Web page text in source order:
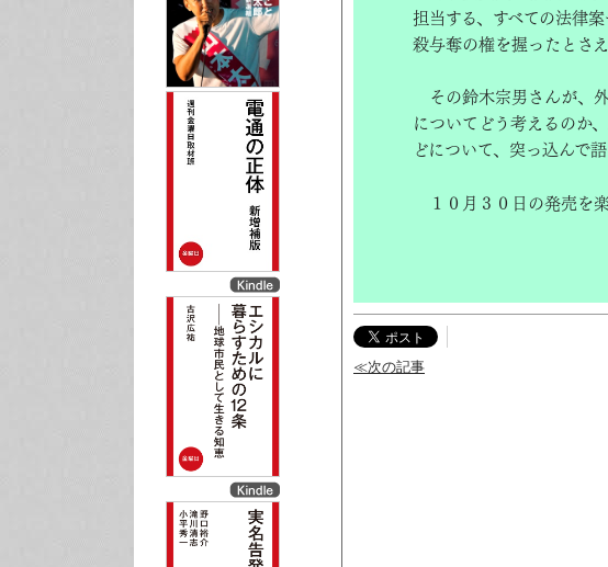
担当する、すべての法律
殺与奪の権を握ったとさ
その鈴木宗男さんが、
についてどう考えるのか
どについて、突っ込んで語
１０月３０日の発売を
≪次の記事